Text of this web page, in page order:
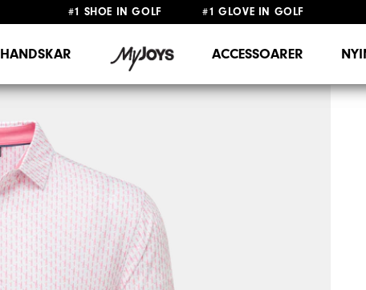
#1 SHOE IN GOLF #1 GLOVE IN GOLF
HANDSKAR ACCESSOARER